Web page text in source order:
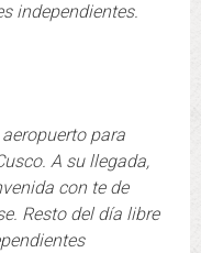
independientes.
para
A su llegada,
con te de
Resto del día libre